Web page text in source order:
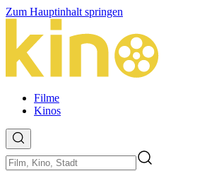
Zum Hauptinhalt springen
Filme
Kinos